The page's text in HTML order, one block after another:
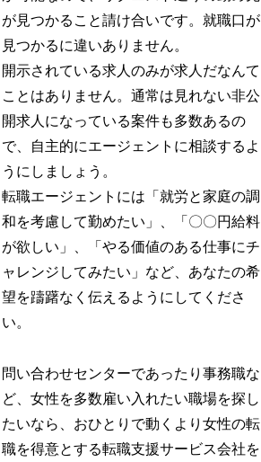
が見つかること請け合いです。就職口が
見つかるに違いありません。
開示されている求人のみが求人だなんて
ことはありません。通常は見れない非公
開求人になっている案件も多数あるの
で、自主的にエージェントに相談するよ
うにしましょう。
転職エージェントには「就労と家庭の調
和を考慮して勤めたい」、「〇〇円給料
が欲しい」、「やる価値のある仕事にチ
ャレンジしてみたい」など、あなたの希
望を躊躇なく伝えるようにしてくださ
い。
問い合わせセンターであったり事務職な
ど、女性を多数雇い入れたい職場を探し
たいなら、おひとりで動くより女性の転
職を得意とする転職支援サービス会社を